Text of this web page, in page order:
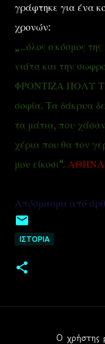
γράφτηκε για ένα
χρονών:
„...όλος ο κόσμος
νιάτα και την
ΦΡΟΝΤΙΖΑ ΠΟΛΥ
σοφία. Τα δάκρυα
τα μάτια, που
χέρια που θα τον
μου είκοσι“.
Απόσμασμα από
ΙΣΤΟΡΙΑ
Ο χρήστης